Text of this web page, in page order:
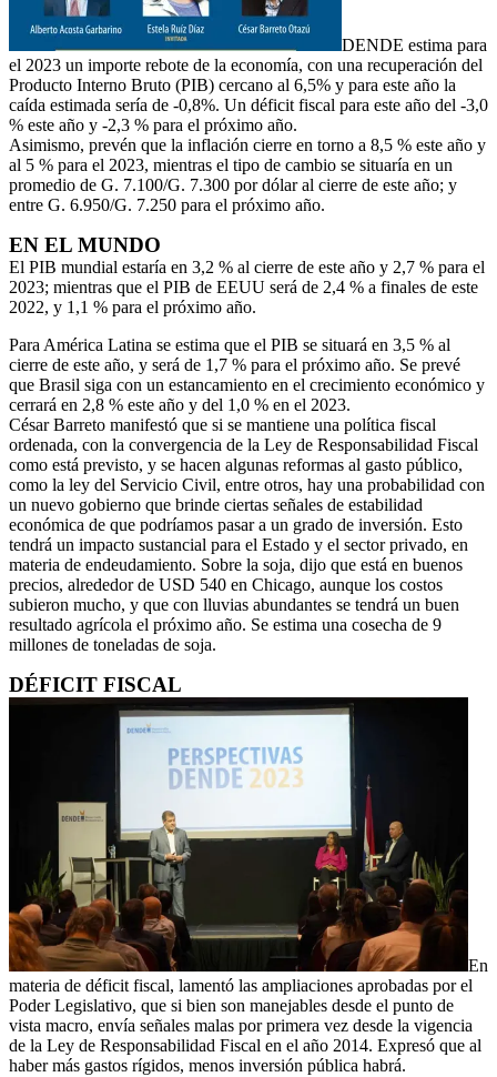
DENDE estima para
el 2023 un importe rebote de la economía, con una recuperación del
Producto Interno Bruto (PIB) cercano al 6,5% y para este año la
caída estimada sería de -0,8%. Un déficit fiscal para este año del -3,0
% este año y -2,3 % para el próximo año.
Asimismo, prevén que la inflación cierre en torno a 8,5 % este año y
al 5 % para el 2023, mientras el tipo de cambio se situaría en un
promedio de G. 7.100/G. 7.300 por dólar al cierre de este año; y
entre G. 6.950/G. 7.250 para el próximo año.
EN EL MUNDO
El PIB mundial estaría en 3,2 % al cierre de este año y 2,7 % para el
2023; mientras que el PIB de EEUU será de 2,4 % a finales de este
2022, y 1,1 % para el próximo año.
Para América Latina se estima que el PIB se situará en 3,5 % al
cierre de este año, y será de 1,7 % para el próximo año. Se prevé
que Brasil siga con un estancamiento en el crecimiento económico y
cerrará en 2,8 % este año y del 1,0 % en el 2023.
César Barreto manifestó que si se mantiene una política fiscal
ordenada, con la convergencia de la Ley de Responsabilidad Fiscal
como está previsto, y se hacen algunas reformas al gasto público,
como la ley del Servicio Civil, entre otros, hay una probabilidad con
un nuevo gobierno que brinde ciertas señales de estabilidad
económica de que podríamos pasar a un grado de inversión. Esto
tendrá un impacto sustancial para el Estado y el sector privado, en
materia de endeudamiento. Sobre la soja, dijo que está en buenos
precios, alrededor de USD 540 en Chicago, aunque los costos
subieron mucho, y que con lluvias abundantes se tendrá un buen
resultado agrícola el próximo año. Se estima una cosecha de 9
millones de toneladas de soja.
DÉFICIT FISCAL
En
materia de déficit fiscal, lamentó las ampliaciones aprobadas por el
Poder Legislativo, que si bien son manejables desde el punto de
vista macro, envía señales malas por primera vez desde la vigencia
de la Ley de Responsabilidad Fiscal en el año 2014. Expresó que al
haber más gastos rígidos, menos inversión pública habrá.